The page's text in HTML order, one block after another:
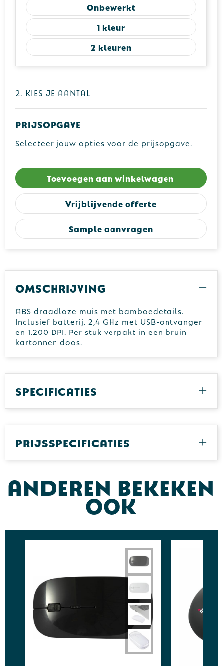
Onbewerkt
1
2
2. Kies je aantal
Prijsopgave
Selecteer jouw opties voor de prijsopgave.
Toevoegen aan winkelwagen
Vrijblijvende offerte
Sample aanvragen
Omschrijving
ABS draadloze muis met bamboedetails.
Inclusief batterij. 2,4 GHz met USB-ontvanger
en 1.200 DPI. Per stuk verpakt in een bruin
kartonnen doos.
Specificaties
Prijsspecificaties
Anderen bekeken
ook